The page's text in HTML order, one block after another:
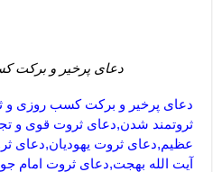
دعای پرخیر و برکت
دعای پرخیر و برکت کسب روزی و
ثروتمند شدن,دعای ثروت قوی و
عظیم,دعای ثروت یهودیان,دعای
آیت الله بهجت,دعای ثروت امام